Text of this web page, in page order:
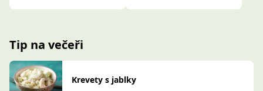
Tip na večeři
Krevety s jablky